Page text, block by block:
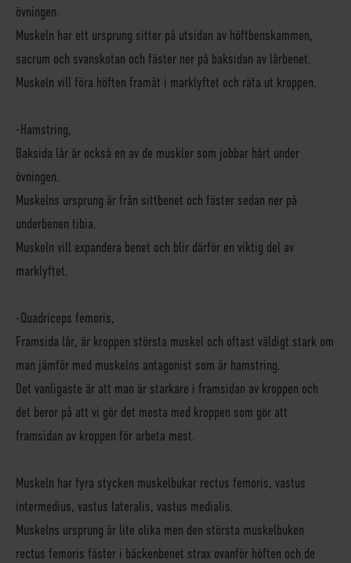
övningen.
Muskeln har ett ursprung sitter på utsidan av höftbenskammen,
sacrum och svanskotan och fäster ner på baksidan av lårbenet.
Muskeln vill föra höften framåt i marklyftet och räta ut kroppen.
-Hamstring,
Baksida lår är också en av de muskler som jobbar hårt under
övningen.
Muskelns ursprung är från sittbenet och fäster sedan ner på
underbenen tibia.
Muskeln vill expandera benet och blir därför en viktig del av
marklyftet.
-Quadriceps femoris,
Framsida lår, är kroppen största muskel och oftast väldigt stark om
man jämför med muskelns antagonist som är hamstring.
Det vanligaste är att man är starkare i framsidan av kroppen och
det beror på att vi gör det mesta med kroppen som gör att
framsidan av kroppen för arbeta mest.
Muskeln har fyra stycken muskelbukar rectus femoris, vastus
intermedius, vastus lateralis, vastus medialis.
Muskelns ursprung är lite olika men den största muskelbuken
rectus femoris fäster i bäckenbenet strax ovanför höften och de